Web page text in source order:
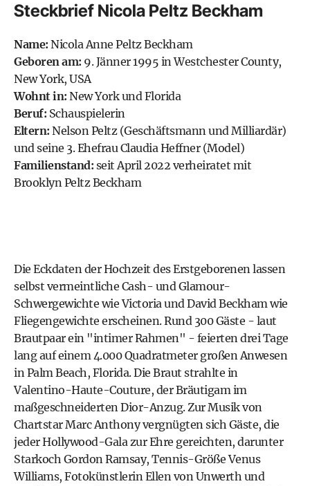
Steckbrief Nicola Peltz Beckham
Name: Nicola Anne Peltz Beckham
Geboren am: 9. Jänner 1995 in Westchester County,
New York, USA
Wohnt in: New York und Florida
Beruf: Schauspielerin
Eltern: Nelson Peltz (Geschäftsmann und Milliardär)
und seine 3. Ehefrau Claudia Heffner (Model)
Familienstand: seit April 2022 verheiratet mit
Brooklyn Peltz Beckham
Die Eckdaten der Hochzeit des Erstgeborenen lassen
selbst vermeintliche Cash- und Glamour-
Schwergewichte wie Victoria und David Beckham wie
Fliegengewichte erscheinen. Rund 300 Gäste - laut
Brautpaar ein "intimer Rahmen" - feierten drei Tage
lang auf einem 4.000 Quadratmeter großen Anwesen
in Palm Beach, Florida. Die Braut strahlte in
Valentino-Haute-Couture, der Bräutigam im
maßgeschneiderten Dior-Anzug. Zur Musik von
Chartstar Marc Anthony vergnügten sich Gäste, die
jeder Hollywood-Gala zur Ehre gereichten, darunter
Starkoch Gordon Ramsay, Tennis-Größe Venus
Williams, Fotokünstlerin Ellen von Unwerth und